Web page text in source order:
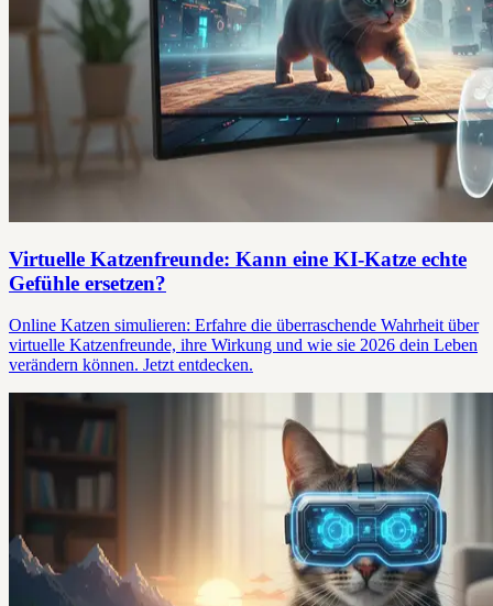
Virtuelle Katzenfreunde: Kann eine KI-Katze echte
Gefühle ersetzen?
Online Katzen simulieren: Erfahre die überraschende Wahrheit über
virtuelle Katzenfreunde, ihre Wirkung und wie sie 2026 dein Leben
verändern können. Jetzt entdecken.